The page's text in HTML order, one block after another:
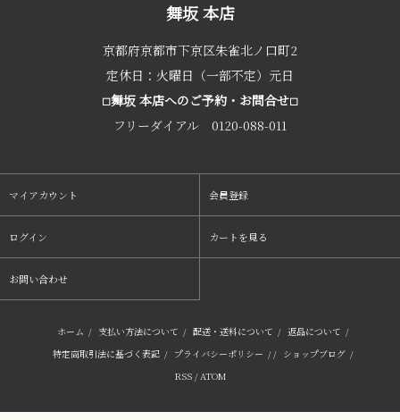
舞坂 本店
京都府京都市下京区朱雀北ノ口町2
定休日：火曜日（一部不定）元日
□舞坂 本店へのご予約・お問合せ□
フリーダイアル 0120-088-011
マイアカウント 会員登録
ログイン カートを見る
お問い合わせ
ホーム / 支払い方法について / 配送・送料について / 返品について /
特定商取引法に基づく表記 / プライバシーポリシー / / ショップブログ /
RSS/ATOM